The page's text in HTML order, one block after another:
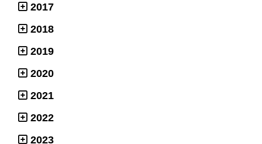
2017
2018
2019
2020
2021
2022
2023